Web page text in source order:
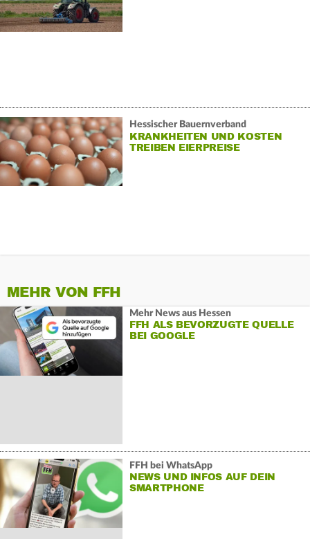
Hessischer Bauernverband
KRANKHEITEN UND KOSTEN
TREIBEN EIERPREISE
MEHR VON FFH
Mehr News aus Hessen
FFH ALS BEVORZUGTE QUELLE
BEI GOOGLE
FFH bei WhatsApp
NEWS UND INFOS AUF DEIN
SMARTPHONE